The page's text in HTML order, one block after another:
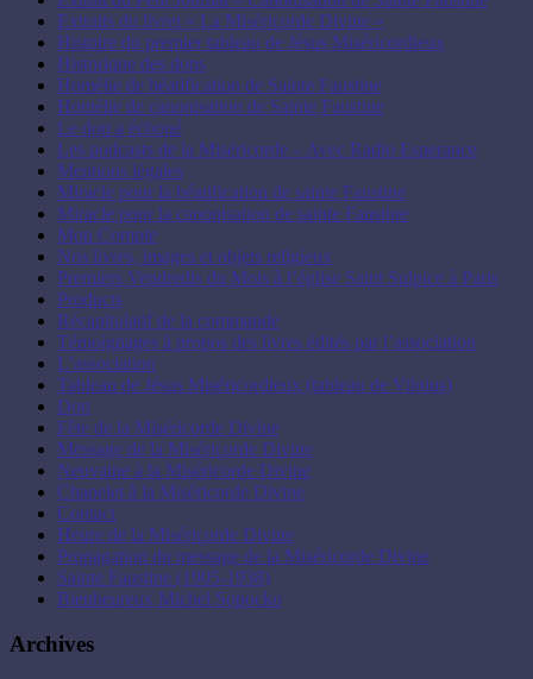
Extraits du livret « La Miséricorde Divine »
Histoire du premier tableau de Jésus Miséricordieux
Historique des dons
Homélie de béatification de Sainte Faustine
Homélie de canonisation de Sainte Faustine
Le don a échoué
Les podcasts de la Miséricorde – Avec Radio Esperance
Mentions légales
Miracle pour la béatification de sainte Faustine
Miracle pour la canonisation de sainte Faustine
Mon Compte
Nos livres, images et objets religieux
Premiers Vendredis du Mois à l’église Saint Sulpice à Paris
Products
Récapitulatif de la commande
Témoignages à propos des livres édités par l’association
L’association
Tableau de Jésus Miséricordieux (tableau de Vilnius)
Don
Fête de la Miséricorde Divine
Message de la Miséricorde Divine
Neuvaine à la Miséricorde Divine
Chapelet à la Miséricorde Divine
Contact
Heure de la Miséricorde Divine
Propagation du message de la Miséricorde Divine
Sainte Faustine (1905-1938)
Bienheureux Michel Sopocko
Archives